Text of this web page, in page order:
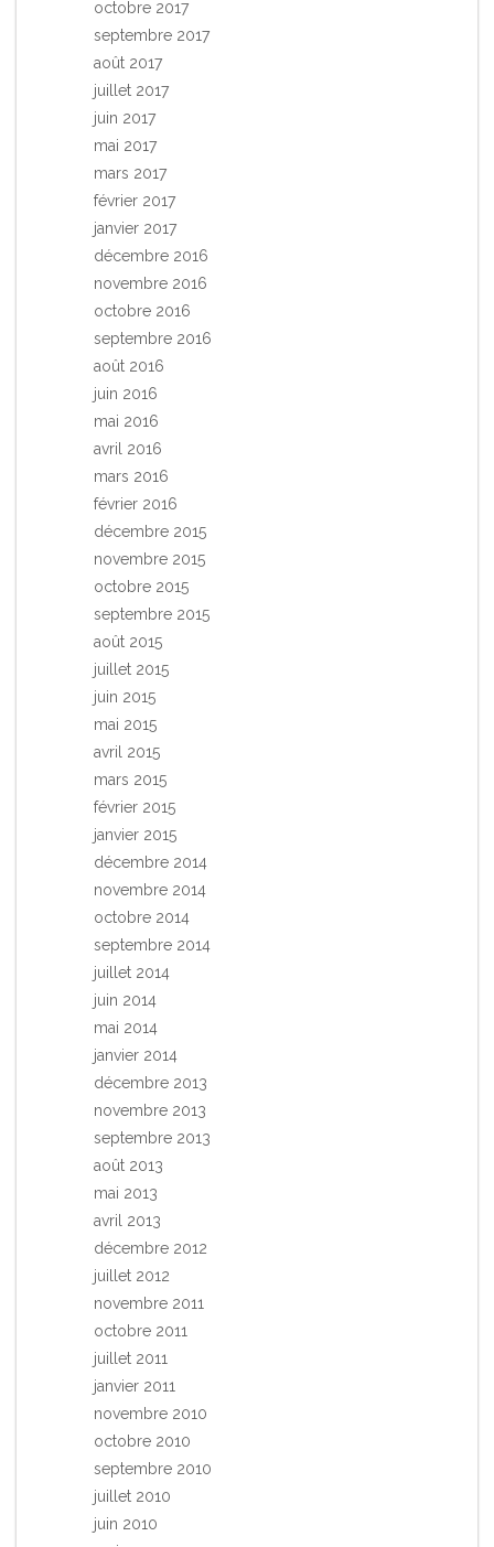
octobre 2017
septembre 2017
août 2017
juillet 2017
juin 2017
mai 2017
mars 2017
février 2017
janvier 2017
décembre 2016
novembre 2016
octobre 2016
septembre 2016
août 2016
juin 2016
mai 2016
avril 2016
mars 2016
février 2016
décembre 2015
novembre 2015
octobre 2015
septembre 2015
août 2015
juillet 2015
juin 2015
mai 2015
avril 2015
mars 2015
février 2015
janvier 2015
décembre 2014
novembre 2014
octobre 2014
septembre 2014
juillet 2014
juin 2014
mai 2014
janvier 2014
décembre 2013
novembre 2013
septembre 2013
août 2013
mai 2013
avril 2013
décembre 2012
juillet 2012
novembre 2011
octobre 2011
juillet 2011
janvier 2011
novembre 2010
octobre 2010
septembre 2010
juillet 2010
juin 2010